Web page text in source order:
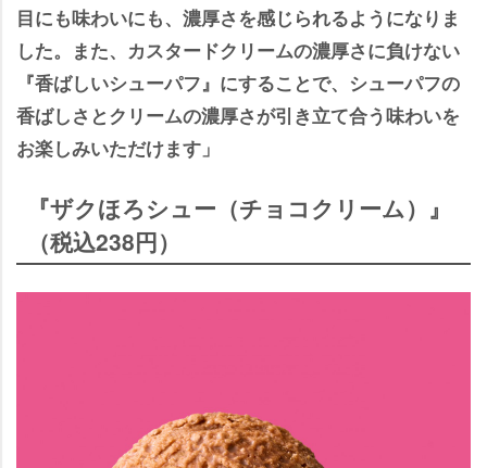
目にも味わいにも、濃厚さを感じられるようになりま
した。また、カスタードクリームの濃厚さに負けない
『香ばしいシューパフ』にすることで、シューパフの
香ばしさとクリームの濃厚さが引き立て合う味わいを
お楽しみいただけます」
『ザクほろシュー（チョコクリーム）』
（税込238円）